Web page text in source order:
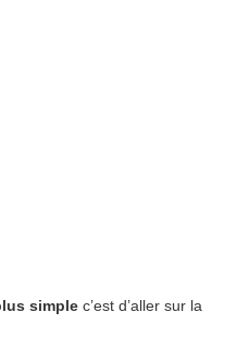
simple c’est d’aller sur la